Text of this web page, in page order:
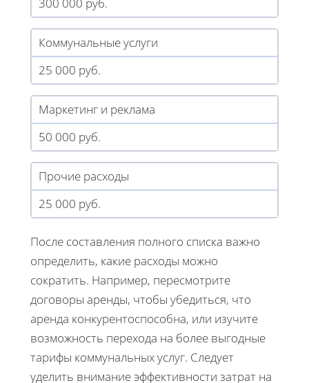
Коммунальные услуги
25 000 руб.
Маркетинг и реклама
50 000 руб.
Прочие расходы
25 000 руб.
После составления полного списка важно
определить, какие расходы можно
сократить. Например, пересмотрите
договоры аренды, чтобы убедиться, что
аренда конкурентоспособна, или изучите
возможность перехода на более выгодные
тарифы коммунальных услуг. Следует
уделить внимание эффективности затрат на